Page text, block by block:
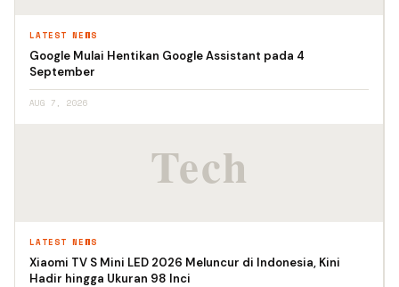
LATEST NEWS
Google Mulai Hentikan Google Assistant pada 4
September
AUG 7, 2026
LATEST NEWS
Xiaomi TV S Mini LED 2026 Meluncur di Indonesia, Kini
Hadir hingga Ukuran 98 Inci